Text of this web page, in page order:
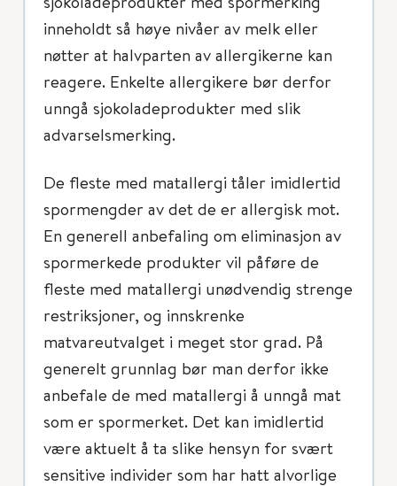
inneholdt så høye nivåer av melk eller
nøtter at halvparten av allergikerne kan
reagere. Enkelte allergikere bør derfor
unngå sjokoladeprodukter med slik
advarselsmerking.
De fleste med matallergi tåler imidlertid
spormengder av det de er allergisk mot.
En generell anbefaling om eliminasjon av
spormerkede produkter vil påføre de
fleste med matallergi unødvendig strenge
restriksjoner, og innskrenke
matvareutvalget i meget stor grad. På
generelt grunnlag bør man derfor ikke
anbefale de med matallergi å unngå mat
som er spormerket. Det kan imidlertid
være aktuelt å ta slike hensyn for svært
sensitive individer som har hatt alvorlige